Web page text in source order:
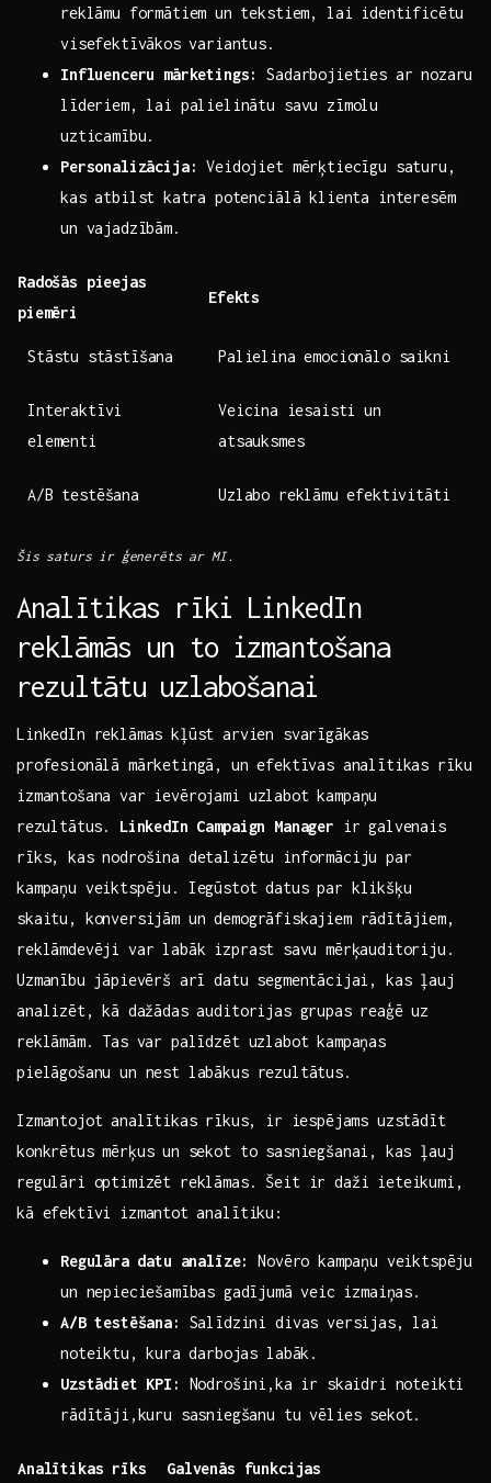
reklāmu formātiem ⁣un tekstiem, lai identificētu
visefektīvākos⁣ variantus.
Influenceru mārketings:
Sadarbojieties ar nozaru
līderiem, lai palielinātu savu zīmolu
uzticamību.
Personalizācija: Veidojiet mērķtiecīgu saturu,⁢
kas atbilst ⁢katra potenciālā klienta interesēm⁣
un ‌vajadzībām.
Radošās pieejas
piemēri
Efekts
Stāstu ⁤stāstīšana Palielina emocionālo saikni
Interaktīvi
elementi
Veicina ⁤iesaisti un
atsauksmes
A/B‍ testēšana Uzlabo reklāmu ⁤efektivitāti
Šis saturs ir ģenerēts ar MI.
Analītikas rīki LinkedIn
reklāmās un to izmantošana
rezultātu ⁣uzlabošanai
LinkedIn reklāmas kļūst⁣ arvien svarīgākas
profesionālā mārketingā, ⁢un efektīvas‌ analītikas rīku
izmantošana var ievērojami uzlabot kampaņu
⁣rezultātus. LinkedIn Campaign Manager ir galvenais⁣
rīks, kas nodrošina detalizētu informāciju par
kampaņu veiktspēju. Iegūstot ‍datus ​par klikšķu
skaitu, konversijām​ un demogrāfiskajiem ‌rādītājiem,
reklāmdevēji var labāk izprast ⁢savu‍ mērķauditoriju.
Uzmanību⁣ jāpievērš arī datu‍ segmentācijai, ‌kas‍ ļauj
analizēt, ⁢kā dažādas auditorijas grupas reaģē⁢ uz
reklāmām. ⁣Tas var palīdzēt uzlabot kampaņas
pielāgošanu un ‍nest labākus rezultātus.
Izmantojot ⁢analītikas ⁣rīkus, ir iespējams‍ uzstādīt ​
konkrētus mērķus un ⁢sekot to ​sasniegšanai, ⁢kas ⁣ļauj
regulāri optimizēt ‍reklāmas. Šeit ir daži ieteikumi,
kā efektīvi izmantot⁣ analītiku:
Regulāra⁤ datu analīze:
Novēro kampaņu veiktspēju⁣
un nepieciešamības‌ gadījumā⁢ veic ⁤izmaiņas.
A/B testēšana:
Salīdzini divas versijas, lai⁤
noteiktu, ⁢kura darbojas labāk.
Uzstādiet ‌KPI:
Nodrošini,ka ⁤ir skaidri noteikti
rādītāji,kuru sasniegšanu tu vēlies sekot.
Analītikas⁢ rīks Galvenās funkcijas